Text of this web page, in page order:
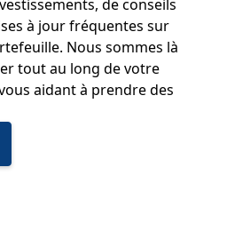
de conseils
à jour fréquentes sur
Nous sommes là
tout au long de votre
aidant à prendre des